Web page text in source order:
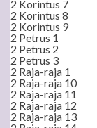
2 Korintus 7
2 Korintus 8
2 Korintus 9
2 Petrus 1
2 Petrus 2
2 Petrus 3
2 Raja-raja 1
2 Raja-raja 10
2 Raja-raja 11
2 Raja-raja 12
2 Raja-raja 13